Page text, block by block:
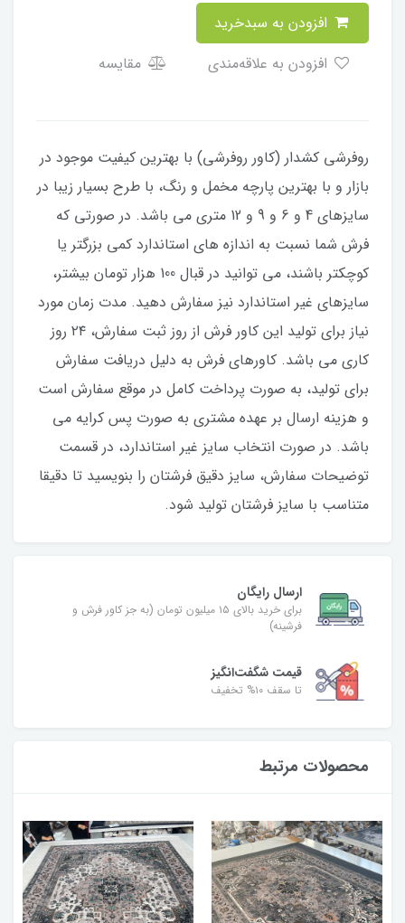
مقایسه
​​​​روفرشی کشدار (کاور روفرشی) با بهترین کیفیت موجود در
بازار و با بهترین پارچه مخمل و رنگ، با طرح بسیار زیبا در
سایزهای 4 و 6 و 9 و 12 متری می باشد. در صورتی که
فرش شما نسبت به اندازه های استاندارد کمی بزرگتر یا
کوچکتر باشند، می توانید در قبال 100 هزار تومان بیشتر،
سایزهای غیر استاندارد نیز سفارش دهید. مدت زمان مورد
نیاز برای تولید این کاور فرش از روز ثبت سفارش، ۲۴ روز
کاری می باشد. کاورهای فرش به دلیل دریافت سفارش
برای تولید، به صورت پرداخت کامل در موقع سفارش است
و هزینه ارسال بر عهده مشتری به صورت پس کرایه می
باشد. در صورت انتخاب سایز غیر استاندارد، در قسمت
توضیحات سفارش، سایز دقیق فرشتان را بنویسید تا دقیقا
متناسب با سایز فرشتان تولید شود.
ارسال رایگان
برای خرید بالای ۱۵ میلیون تومان (به جز کاور فرش و
فرشینه)
قیمت شگفت‌انگیز
تا سقف ۱۰% تخفیف
محصولات مرتبط